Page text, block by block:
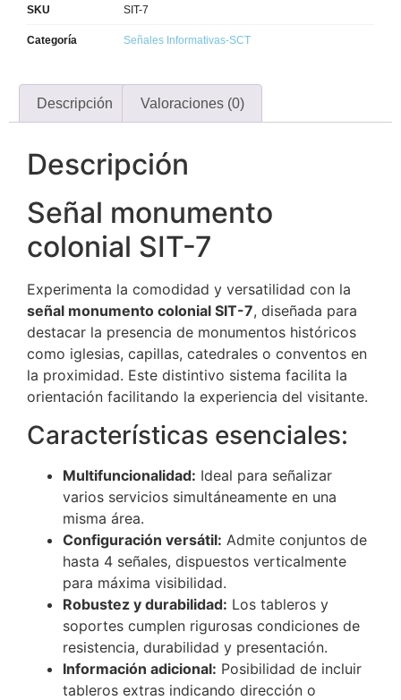
SKU SIT-7
Categoría Señales Informativas-SCT
Descripción Valoraciones (0)
Descripción
Señal monumento
colonial SIT-7
Experimenta la comodidad y versatilidad con la
señal monumento colonial SIT-7, diseñada para
destacar la presencia de monumentos históricos
como iglesias, capillas, catedrales o conventos en
la proximidad. Este distintivo sistema facilita la
orientación facilitando la experiencia del visitante.
Características esenciales:
Multifuncionalidad: Ideal para señalizar
varios servicios simultáneamente en una
misma área.
Configuración versátil: Admite conjuntos de
hasta 4 señales, dispuestos verticalmente
para máxima visibilidad.
Robustez y durabilidad: Los tableros y
soportes cumplen rigurosas condiciones de
resistencia, durabilidad y presentación.
Información adicional: Posibilidad de incluir
tableros extras indicando dirección o